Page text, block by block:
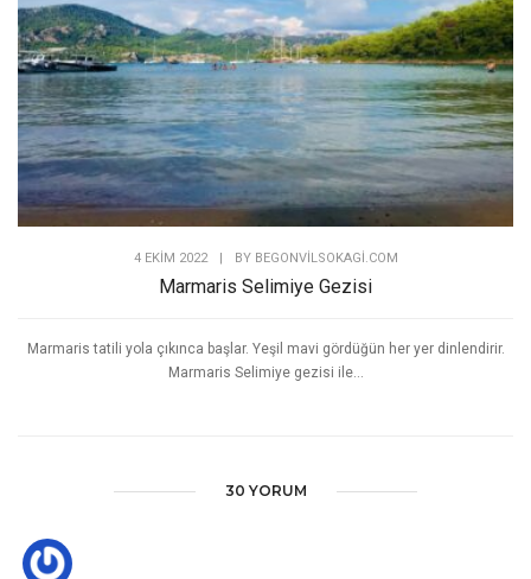
4 EKIM 2022 | BY BEGONVILSOKAGI.COM
Marmaris Selimiye Gezisi
Marmaris tatili yola çıkınca başlar. Yeşil mavi gördüğün her yer dinlendirir.
Marmaris Selimiye gezisi ile...
30 YORUM